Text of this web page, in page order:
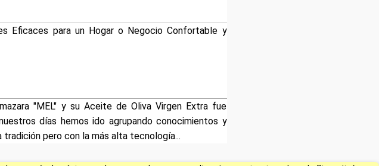
Eficaces para un Hogar o Negocio Confortable y
"MEL" y su Aceite de Oliva Virgen Extra fue
días hemos ido agrupando conocimientos y
pero con la más alta tecnología...